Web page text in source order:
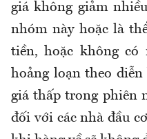
giá không giảm
nhóm này hoặc là
tiền, hoặc không
hoảng loạn theo diễn
giá thấp trong phiên
đối với các nhà đầu